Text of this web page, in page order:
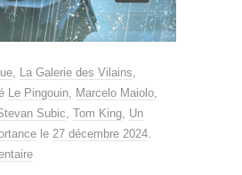
, La Galerie des Vilains,
Le Pingouin, Marcelo Maiolo,
Subic, Tom King, Un
le 27 décembre 2024.